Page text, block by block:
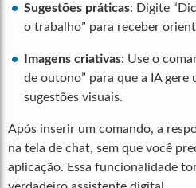
Sugestões práticas: Digite
o trabalho” para receber
Imagens criativas: Use o
de outono” para que a IA gere
sugestões visuais.
Após inserir um comando, a
na tela de chat, sem que você
aplicação. Essa funcionalidade